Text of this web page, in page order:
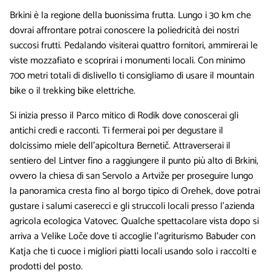
Brkini è la regione della buonissima frutta. Lungo i 30 km che
dovrai affrontare potrai conoscere la poliedricità dei nostri
succosi frutti. Pedalando visiterai quattro fornitori, ammirerai le
viste mozzafiato e scoprirai i monumenti locali. Con minimo
700 metri totali di dislivello ti consigliamo di usare il mountain
bike o il trekking bike elettriche.
Si inizia presso il Parco mitico di Rodik dove conoscerai gli
antichi credi e racconti. Ti fermerai poi per degustare il
dolcissimo miele dell’apicoltura Bernetič. Attraverserai il
sentiero del Lintver fino a raggiungere il punto più alto di Brkini,
ovvero la chiesa di san Servolo a Artviže per proseguire lungo
la panoramica cresta fino al borgo tipico di Orehek, dove potrai
gustare i salumi caserecci e gli struccoli locali presso l’azienda
agricola ecologica Vatovec. Qualche spettacolare vista dopo si
arriva a Velike Loče dove ti accoglie l’agriturismo Babuder con
Katja che ti cuoce i migliori piatti locali usando solo i raccolti e
prodotti del posto.